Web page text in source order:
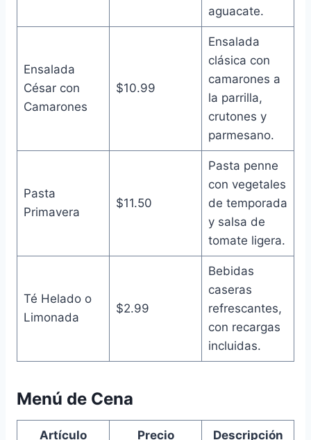
aguacate.
Ensalada
César con
Camarones
$10.99
Ensalada
clásica con
camarones a
la parrilla,
crutones y
parmesano.
Pasta
Primavera
$11.50
Pasta penne
con vegetales
de temporada
y salsa de
tomate ligera.
Té Helado o
Limonada
$2.99
Bebidas
caseras
refrescantes,
con recargas
incluidas.
Menú de Cena
Artículo Precio Descripción